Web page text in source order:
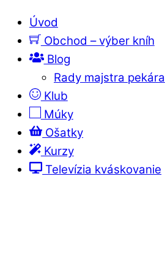
Úvod
Obchod – výber kníh
Blog
Rady majstra pekára
Klub
Múky
Ošatky
Kurzy
Televízia kváskovanie